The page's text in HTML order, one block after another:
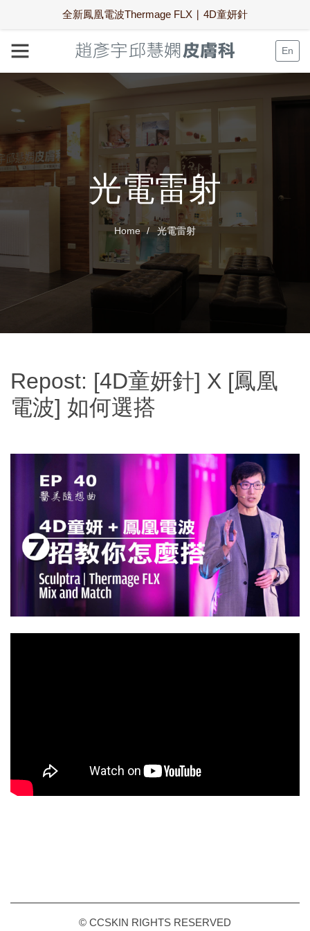
全新鳳凰電波Thermage FLX ∣ 4D童妍針
En
光電雷射
Home 光電雷射
Repost: [4D童妍針] X [鳳凰
電波] 如何選搭
© CCSKIN RIGHTS RESERVED